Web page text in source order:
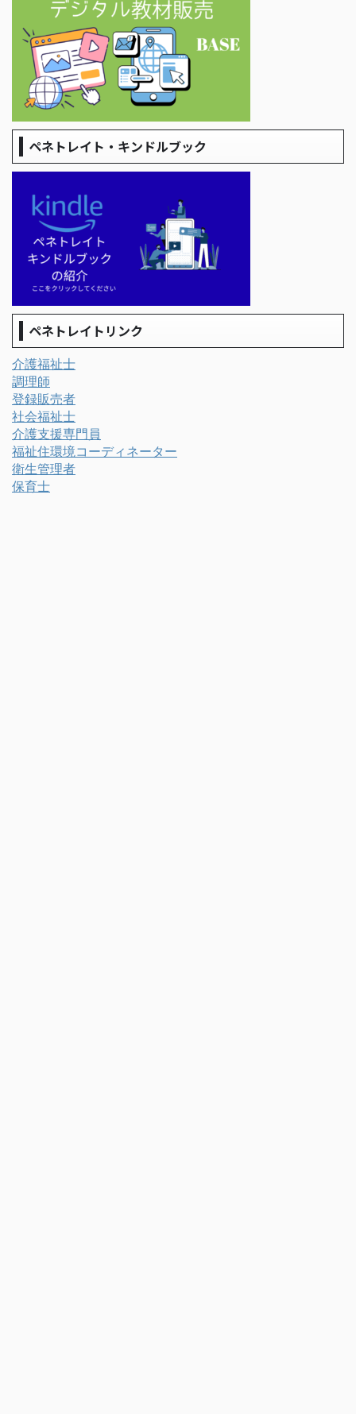
ペネトレイト・キンドルブック
ペネトレイトリンク
介護福祉士
調理師
登録販売者
社会福祉士
介護支援専門員
福祉住環境コーディネーター
衛生管理者
保育士